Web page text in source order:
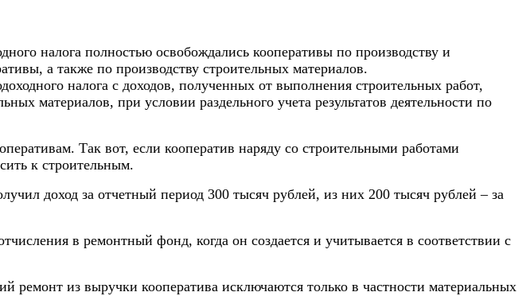
налога полностью освобождались кооперативы по производству и
а также по производству строительных материалов.
налога с доходов, полученных от выполнения строительных работ,
материалов, при условии раздельного учета результатов деятельности по
Так вот, если кооператив наряду со строительными работами
к строительным.
доход за отчетный период 300 тысяч рублей, из них 200 тысяч рублей – за
в ремонтный фонд, когда он создается и учитывается в соответствии с
из выручки кооператива исключаются только в частности материальных